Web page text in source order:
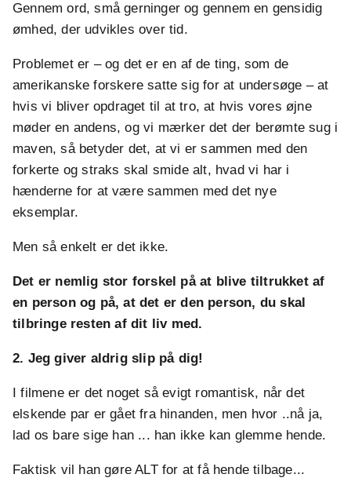
Gennem ord, små gerninger og gennem en gensidig
ømhed, der udvikles over tid.
Problemet er – og det er en af de ting, som de
amerikanske forskere satte sig for at undersøge – at
hvis vi bliver opdraget til at tro, at hvis vores øjne
møder en andens, og vi mærker det der berømte sug i
maven, så betyder det, at vi er sammen med den
forkerte og straks skal smide alt, hvad vi har i
hænderne for at være sammen med det nye
eksemplar.
Men så enkelt er det ikke.
Det er nemlig stor forskel på at blive tiltrukket af
en person og på, at det er den person, du skal
tilbringe resten af dit liv med.
2. Jeg giver aldrig slip på dig!
I filmene er det noget så evigt romantisk, når det
elskende par er gået fra hinanden, men hvor ..nå ja,
lad os bare sige han ... han ikke kan glemme hende.
Faktisk vil han gøre ALT for at få hende tilbage...